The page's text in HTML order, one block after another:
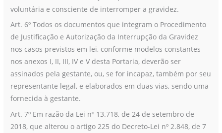
voluntária e consciente de interromper a gravidez.
Art. 6º Todos os documentos que integram o Procedimento
de Justificação e Autorização da Interrupção da Gravidez
nos casos previstos em lei, conforme modelos constantes
nos anexos I, II, III, IV e V desta Portaria, deverão ser
assinados pela gestante, ou, se for incapaz, também por seu
representante legal, e elaborados em duas vias, sendo uma
fornecida à gestante.
Art. 7º Em razão da Lei nº 13.718, de 24 de setembro de
2018, que alterou o artigo 225 do Decreto-Lei nº 2.848, de 7